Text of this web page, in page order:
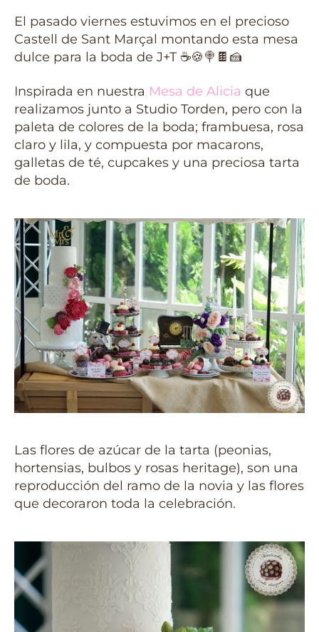
El pasado viernes estuvimos en el precioso
Castell de Sant Marçal montando esta mesa
dulce para la boda de J+T ☕🍪🍭🍫🍰
Inspirada en nuestra Mesa de Alicia que
realizamos junto a Studio Torden, pero con la
paleta de colores de la boda; frambuesa, rosa
claro y lila, y compuesta por macarons,
galletas de té, cupcakes y una preciosa tarta
de boda.
Las flores de azúcar de la tarta (peonias,
hortensias, bulbos y rosas heritage), son una
reproducción del ramo de la novia y las flores
que decoraron toda la celebración.